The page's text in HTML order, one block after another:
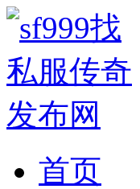
首页